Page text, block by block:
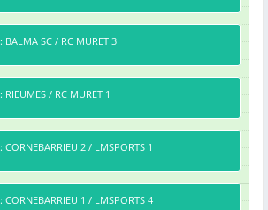
: BALMA SC / RC MURET 3
: RIEUMES / RC MURET 1
: CORNEBARRIEU 2 / LMSPORTS 1
: CORNEBARRIEU 1 / LMSPORTS 4